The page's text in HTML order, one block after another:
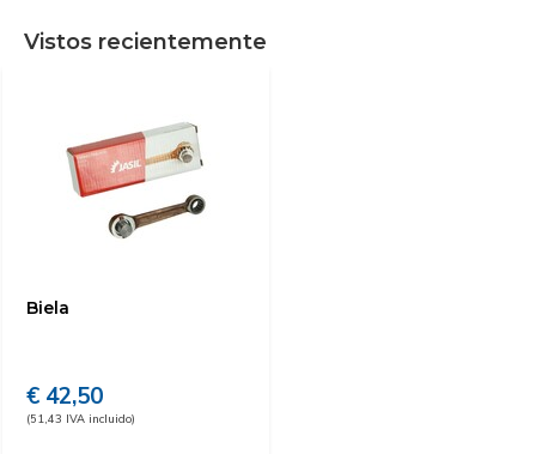
Vistos recientemente
Biela
€ 42,50
(51,43 IVA incluido)